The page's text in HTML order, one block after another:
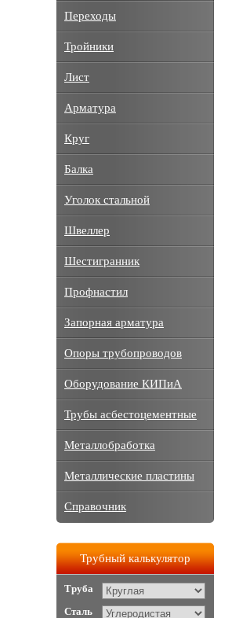
Переходы
Тройники
Лист
Арматура
Круг
Балка
Уголок стальной
Швеллер
Шестигранник
Профнастил
Запорная арматура
Опоры трубопроводов
Оборудование КИПиА
Трубы асбестоцементные
Металлобработка
Металлические пластины
Справочник
Трубный калькулятор
Труба
Сталь